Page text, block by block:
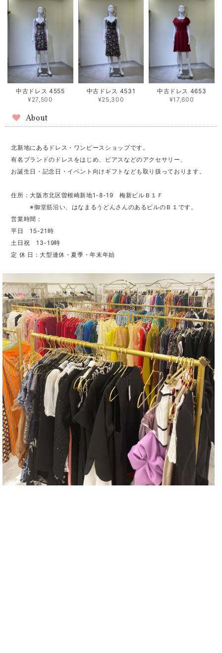
中古ドレス 4555
¥27,500
中古ドレス 4531
¥25,300
中古ドレス 4653
¥17,600
About
北新地にあるドレス・ワンピースショップです。
有名ブランドのドレスをはじめ、ピアスなどのアクセサリー、
お誕生日・記念日・イベント向けギフトなども取り扱っております。
住所：大阪市北区曽根崎新地1-8-19 梅新ビルＢ１Ｆ
※御堂筋沿い、はなまるうどんさんのあるビルのＢ１です。
営業時間：
平日 15-21時
土日祝 13-19時
定 休 日：大型連休・夏季・年末年始